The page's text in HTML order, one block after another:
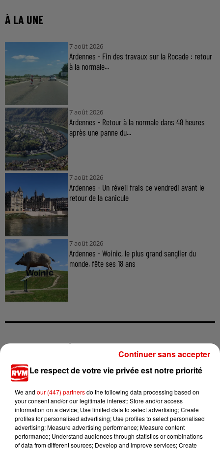
À LA UNE
7 août 2026
Ardennes - Fin des travaux sur la Rocade : retour
à la normale...
7 août 2026
Ardennes - Retour à la normale dans 48 heures
après une panne du...
7 août 2026
Ardennes - Un réveil frais ce vendredi avant le
retour de la canicule
7 août 2026
Ardennes - Woinic, le plus grand sanglier du
monde, fête ses 18 ans
TITRES DIFFUSÉS
EVA TAME IMPALA & JENNIE CHRISTOPHE MAE
Le respect de votre vie privée est notre priorité
We and our (447) partnersdo the following data processing based on
your consent and/or our legitimate interest: Store and/or access
information on a device; Use limited data to select advertising; Create
profiles for personalised advertising; Use profiles to select personalised
advertising; Measure advertising performance; Measure content
performance; Understand audiences through statistics or combinations
of data from different sources; Develop and improve services; Create
Continuer sans accepter